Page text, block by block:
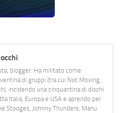
blogger. Ha militato come
di gruppi (tra cui Not Moving,
incidendo una cinquantina di dischi
Italia, Europa e USA e aprendo per
Stooges, Johnny Thunders, Manu